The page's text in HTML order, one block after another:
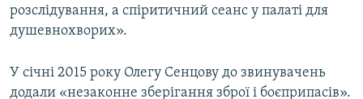
розслідування, а спіритичний сеанс у палаті для
душевнохворих».
У січні 2015 року Олегу Сенцову до звинувачень
додали «незаконне зберігання зброї і боєприпасів».